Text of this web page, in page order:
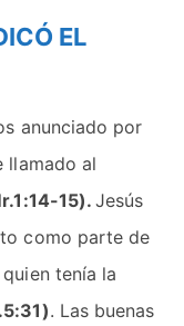
EL
anunciado por
llamado al
15). Jesús
como parte de
tenía la
. Las buenas